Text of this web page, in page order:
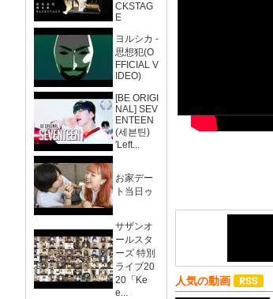
CKSTAG
E
ヨルシカ -
思想犯(O
FFICIAL V
IDEO)
[BE ORIGI
NAL] SEV
ENTEEN
(세븐틴)
'Left...
お家デー
ト当日ゥ
サザンオ
ールスタ
ーズ 特別
ライブ20
20「Ke
e...
人気の動画